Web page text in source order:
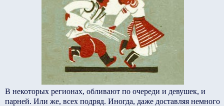
В некоторых регионах, обливают по очереди и девушек, и
парней. Или же, всех подряд. Иногда, даже доставляя немного